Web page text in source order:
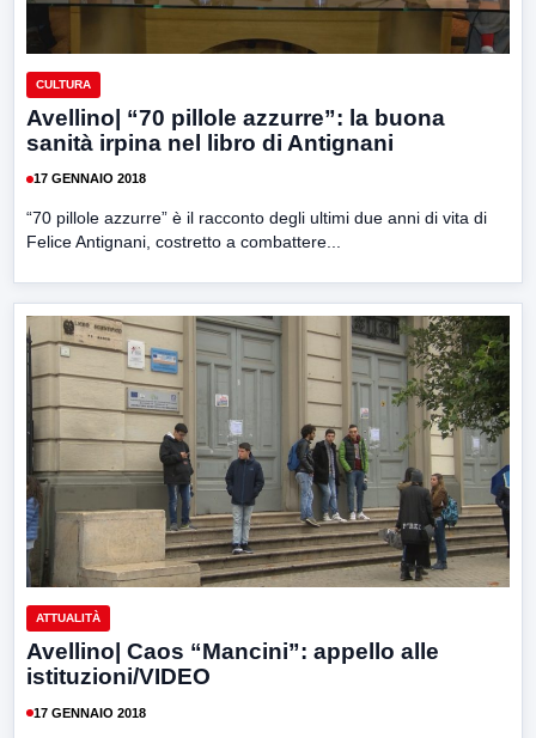
CULTURA
Avellino| “70 pillole azzurre”: la buona
sanità irpina nel libro di Antignani
17 GENNAIO 2018
“70 pillole azzurre” è il racconto degli ultimi due anni di vita di
Felice Antignani, costretto a combattere...
ATTUALITÀ
Avellino| Caos “Mancini”: appello alle
istituzioni/VIDEO
17 GENNAIO 2018